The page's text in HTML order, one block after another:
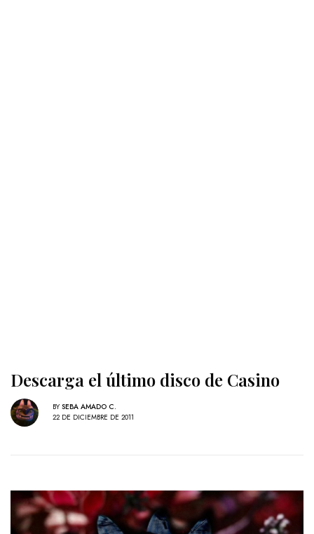
Descarga el último disco de Casino
BY SEBA AMADO C.
22 DE DICIEMBRE DE 2011